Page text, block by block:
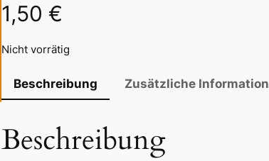
1,50 €
Nicht vorrätig
Beschreibung Zusätzliche Information
Beschreibung